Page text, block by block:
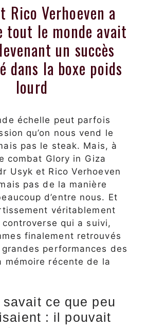
Rico Verhoeven a
tout le monde avait
un succès
dans la boxe poids
lourd
échelle peut parfois
qu’on nous vend le
pas le steak. Mais, à
combat Glory in Giza
Usyk et Rico Verhoeven
pas de la manière
d’entre nous. Et
véritablement
qui a suivi,
finalement retrouvés
grandes performances des
mémoire récente de la
savait ce que peu
: il pouvait